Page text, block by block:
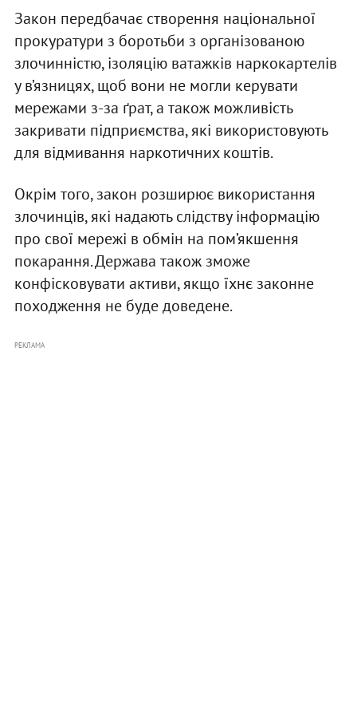
Закон передбачає створення національної
прокуратури з боротьби з організованою
злочинністю, ізоляцію ватажків наркокартелів
у в’язницях, щоб вони не могли керувати
мережами з-за ґрат, а також можливість
закривати підприємства, які використовують
для відмивання наркотичних коштів.
Окрім того, закон розширює використання
злочинців, які надають слідству інформацію
про свої мережі в обмін на пом’якшення
покарання. Держава також зможе
конфісковувати активи, якщо їхнє законне
походження не буде доведене.
РЕКЛАМА